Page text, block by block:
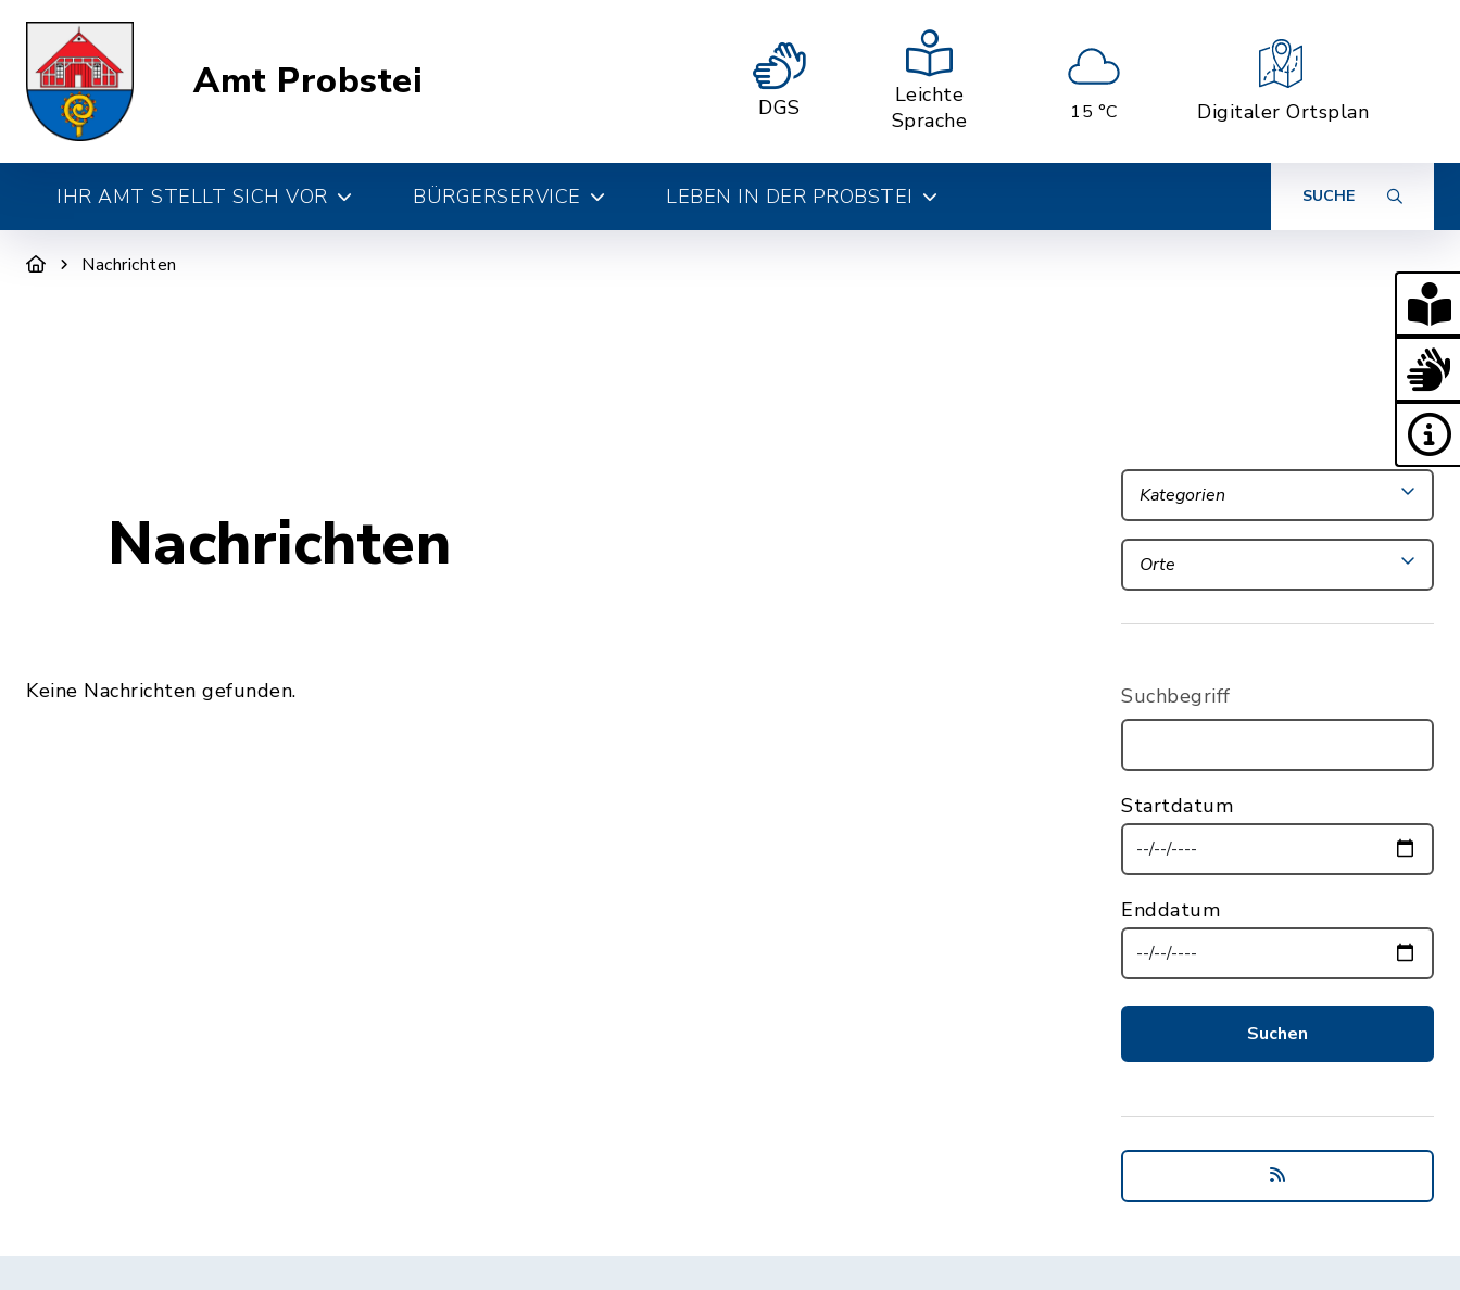
Amt Probstei
DGS
Leichte
Sprache
15 °C Digitaler Ortsplan
IHR AMT STELLT SICH VOR BÜRGERSERVICE LEBEN IN DER PROBSTEI SUCHE
Nachrichten
Nachrichten
Keine Nachrichten gefunden.
Kategorien
Orte
Suchbegriff
Startdatum
Enddatum